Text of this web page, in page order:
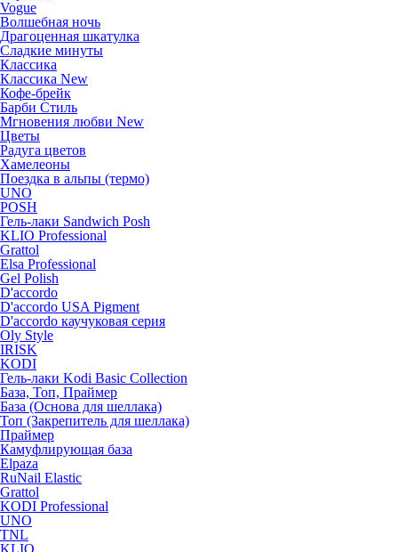
Vogue
Волшебная ночь
Драгоценная шкатулка
Сладкие минуты
Классика
Классика New
Кофе-брейк
Барби Стиль
Мгновения любви New
Цветы
Радуга цветов
Хамелеоны
Поездка в альпы (термо)
UNO
POSH
Гель-лаки Sandwich Posh
KLIO Professional
Grattol
Elsa Professional
Gel Polish
D'accordo
D'accordo USA Pigment
D'accordo каучуковая серия
Oly Style
IRISK
KODI
Гель-лаки Kodi Basic Collection
База, Топ, Праймер
База (Основа для шеллака)
Топ (Закрепитель для шеллака)
Праймер
Камуфлирующая база
Elpaza
RuNail Elastic
Grattol
KODI Professional
UNO
TNL
KLIO